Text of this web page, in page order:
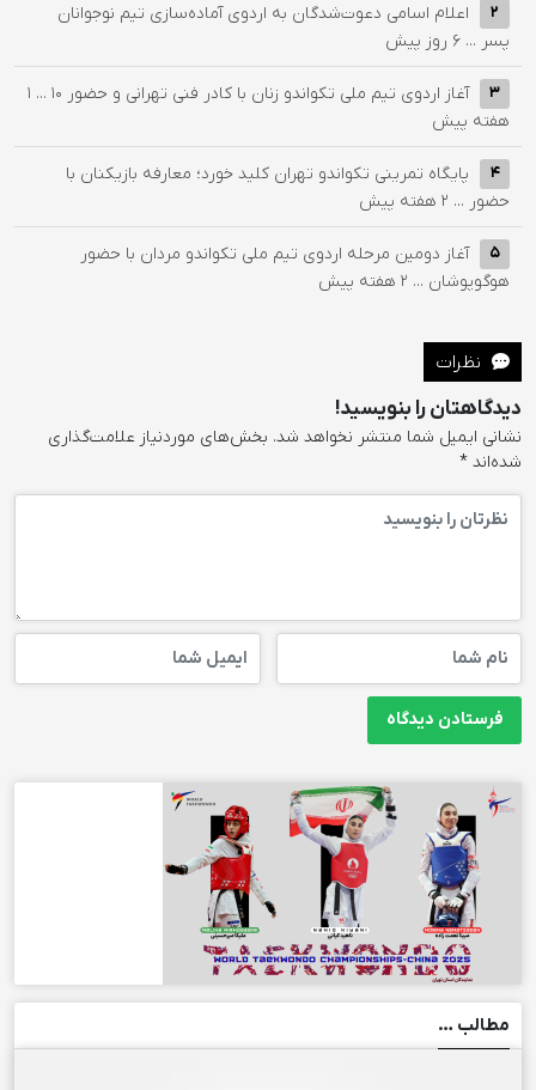
2
اعلام اسامی دعوت‌شدگان به اردوی آماده‌سازی تیم نوجوانان
پسر ... 6 روز پیش
3 آغاز اردوی تیم ملی تکواندو زنان با کادر فنی تهرانی و حضور ۱۰ ...
1
هفته پیش
4
پایگاه تمرینی تکواندو تهران کلید خورد؛ معارفه بازیکنان با
حضور ... 2 هفته پیش
5
آغاز دومین مرحله اردوی تیم ملی تکواندو مردان با حضور
هوگوپوشان ... 2 هفته پیش
نظرات
دیدگاهتان را بنویسید!
نشانی ایمیل شما منتشر نخواهد شد. بخش‌های موردنیاز علامت‌گذاری
شده‌اند *
مطالب …